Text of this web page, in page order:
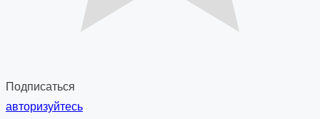
Подписаться
авторизуйтесь